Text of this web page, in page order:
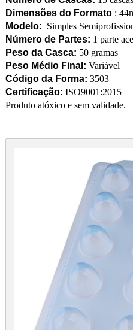
Dimensões do Formato :
Modelo: Simples
Número de Partes: 1 parte
Peso da Casca: 50 gramas
Peso Médio Final: Variável
Código da Forma: 3503
Certificação: ISO9001:2015
Produto atóxico e sem validade.